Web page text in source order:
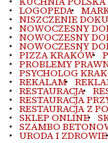
LOGOPEDA
NISZCZENIE
NOWOCZESNY
NOWOCZESNY
NOWOCZESNY
PIZZA KRAKÓW
PROBLEMY
PSYCHOLOG
REKALAM
RESTAURACJA
RESTAURACJA
RESTAURACJA Z
SKLEP ONLINE
SZAMBO
URODA I ZDROWIE